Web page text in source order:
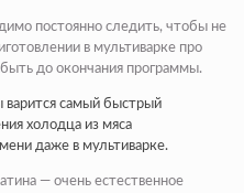
постоянно следить, чтобы не
в мультиварке про
до окончания программы.
варится самый быстрый
холодца из мяса
даже в мультиварке.
— очень естественное